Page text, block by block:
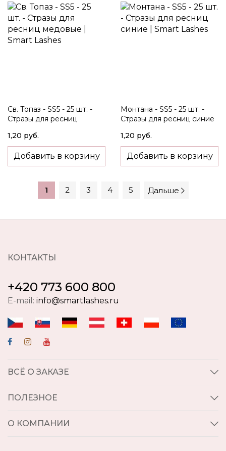
Св. Топаз - SS5 - 25 шт. -
Стразы для ресниц
1,20 руб.
Добавить в корзину
Монтана - SS5 - 25 шт. -
Стразы для ресниц синие
1,20 руб.
Добавить в корзину
1 2 3 4 5 Дальше
КОНТАКТЫ
+420 773 600 800
E-mail: info@smartlashes.ru
ВСЁ О ЗАКАЗЕ
ПОЛЕЗНОЕ
О КОМПАНИИ